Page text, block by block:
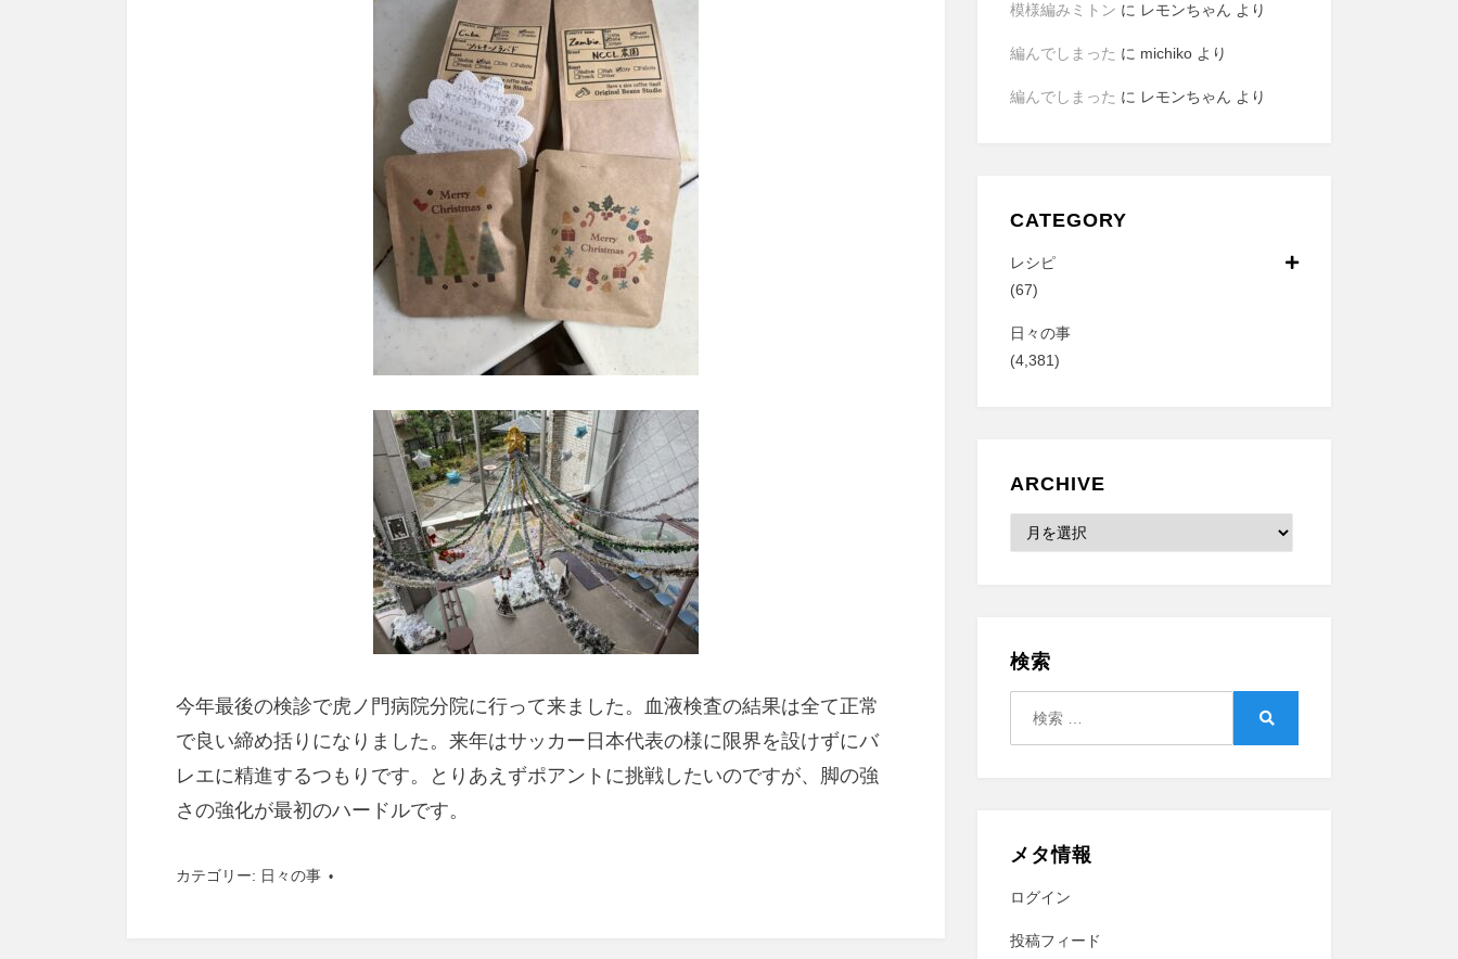
今年最後の検診で虎ノ門病院分院に行って来ました。血液検査の結果は全て正常
で良い締め括りになりました。来年はサッカー日本代表の様に限界を設けずにバ
レエに精進するつもりです。とりあえずポアントに挑戦したいのですが、脚の強
さの強化が最初のハードルです。
カテゴリー: 日々の事
模様編みミトン に レモンちゃん より
編んでしまった に michikoより
編んでしまった に レモンちゃん より
CATEGORY
レシピ
(67)
日々の事
(4,381)
ARCHIVE
Archive
検索
メタ情報
ログイン
投稿フィード